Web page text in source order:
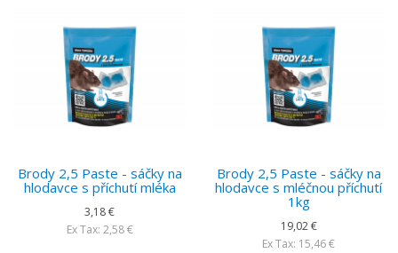
Brody 2,5 Paste - sáčky na
hlodavce s příchutí mléka
3,18 €
Ex Tax: 2,58 €
Brody 2,5 Paste - sáčky na
hlodavce s mléčnou příchutí
1kg
19,02 €
Ex Tax: 15,46 €